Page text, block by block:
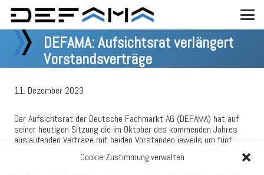
Cookie-Zustimmung verwalten
DEFAMA: Aufsichtsrat verlängert
Vorstandsverträge
11. Dezember 2023
Der Aufsichtsrat der Deutsche Fachmarkt AG (DEFAMA) hat auf
seiner heutigen Sitzung die im Oktober des kommenden Jahres
auslaufenden Verträge mit beiden Vorständen jeweils um fünf
besteht damit auch in Zukunft unverändert aus Matthias Schrade